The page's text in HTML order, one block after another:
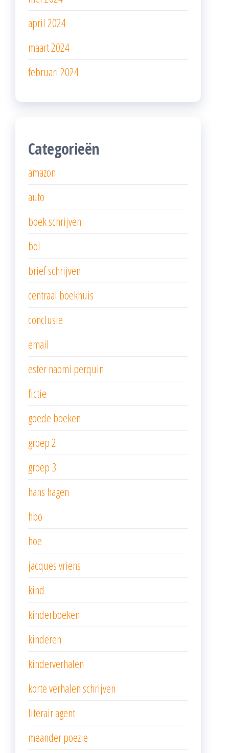
april 2024
maart 2024
februari 2024
Categorieën
amazon
auto
boek schrijven
bol
brief schrijven
centraal boekhuis
conclusie
email
ester naomi perquin
fictie
goede boeken
groep 2
groep 3
hans hagen
hbo
hoe
jacques vriens
kind
kinderboeken
kinderen
kinderverhalen
korte verhalen schrijven
literair agent
meander poezie